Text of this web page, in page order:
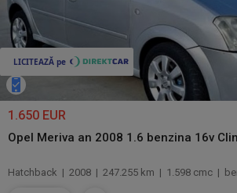
1.650 EUR
Opel Meriva an 2008 1.6 benzina 16v
Hatchback | 2008 | 247.255 km | 1.598 cmc |